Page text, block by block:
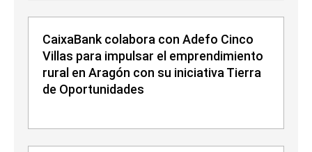
CaixaBank colabora con Adefo Cinco
Villas para impulsar el emprendimiento
rural en Aragón con su iniciativa Tierra
de Oportunidades